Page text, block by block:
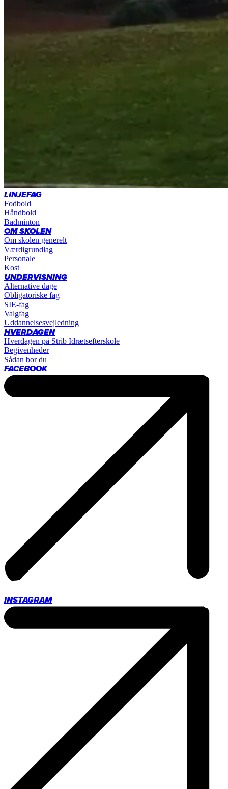
LINJEFAG
Fodbold
Håndbold
Badminton
OM SKOLEN
Om skolen generelt
Værdigrundlag
Personale
Kost
UNDERVISNING
Alternative dage
Obligatoriske fag
SIE-fag
Valgfag
Uddannelsesvejledning
HVERDAGEN
Hverdagen på Strib Idrætsefterskole
Begivenheder
Sådan bor du
FACEBOOK
INSTAGRAM